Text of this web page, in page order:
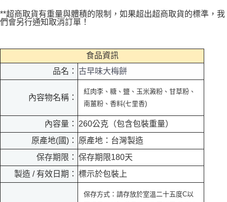
**超商取貨有重量與體積的限制，如果超出超商取貨的標準，我
們會另行通知取消訂單！
食品資訊
品名： 古早味大梅餅
內容物名稱：
紅肉李、糖、鹽、玉米澱粉、甘草粉、
南薑粉、香料(七里香)
內容量：
260公克（包含包裝重量）
原產地(國)：
原產地：台灣製造
保存期限： 保存期限180天
製造 / 有效日期： 標示於包裝上
保存方式：請存放於室溫二十五度C以